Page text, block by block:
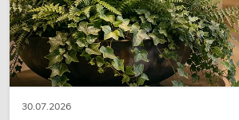
30.07.2026